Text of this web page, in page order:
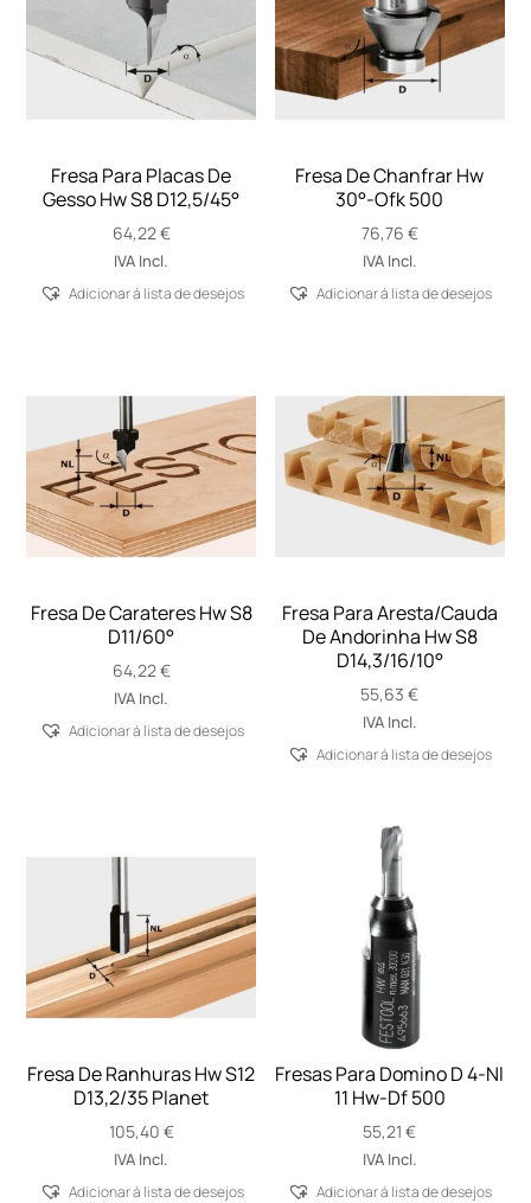
Fresa Para Placas De
Gesso Hw S8 D12,5/45°
64,22€
IVA Incl.
Adicionar á lista de desejos
Fresa De Chanfrar Hw
30°-Ofk 500
76,76 €
IVA Incl.
Adicionar á lista de desejos
Fresa De Carateres Hw S8
D11/60°
64,22€
IVA Incl.
Adicionar á lista de desejos
Fresa Para Aresta/Cauda
De Andorinha Hw S8
D14,3/16/10°
55,63€
IVA Incl.
Adicionar á lista de desejos
Fresa De Ranhuras Hw S12
D13,2/35 Planet
105,40 €
IVA Incl.
Adicionar á lista de desejos
Fresas Para Domino D 4-Nl
11 Hw-Df 500
55,21€
IVA Incl.
Adicionar á lista de desejos